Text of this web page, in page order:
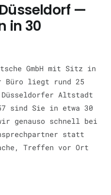
—
in 30
GmbH mit Sitz in
Büro liegt rund 25
Altstadt
sind Sie in etwa 30
genauso schnell bei
statt
Treffen vor Ort